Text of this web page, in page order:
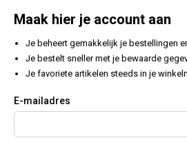
Maak hier je account aan
Je beheert gemakkelijk je bestellingen
Je bestelt sneller met je bewaarde
Je favoriete artikelen steeds in je
E-mailadres